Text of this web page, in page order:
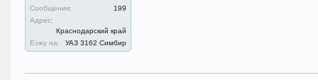
Сообщения:
199
Адрес:
Краснодарский край
Езжу на:
УАЗ 3162 Симбир